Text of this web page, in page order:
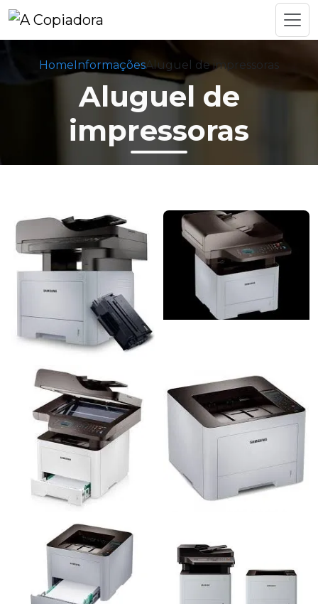
HomeInformaçõesAluguel de impressoras
Aluguel de
impressoras